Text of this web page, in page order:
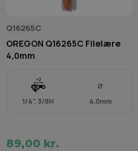
Q16265C
OREGON Q16265C Filelære
4,0mm
1/4", 3/8H
Ø
4,0mm
89,00 kr.